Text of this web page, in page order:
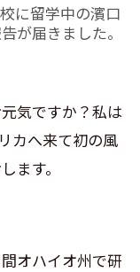
に留学中の濱口
が届きました。
気ですか？私は
カへ来て初の風
ます。
オハイオ州で研